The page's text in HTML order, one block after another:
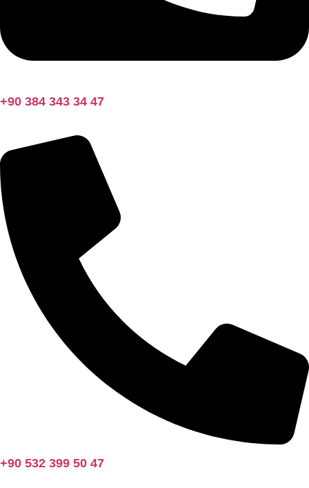
+90 384 343 34 47
+90 532 399 50 47